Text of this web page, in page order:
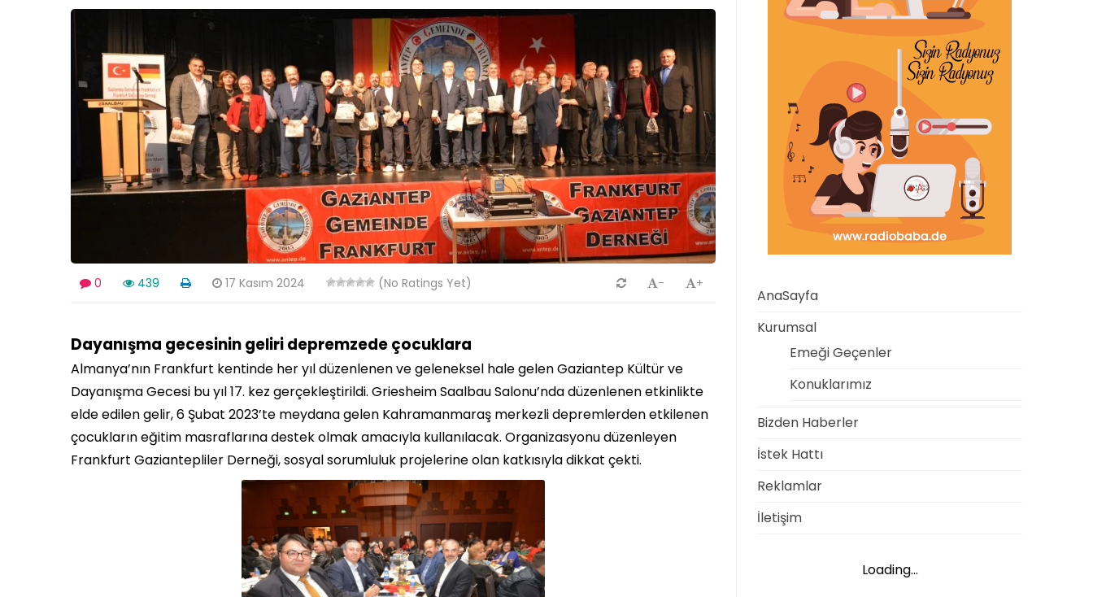
0 439 17 Kasım 2024 (No Ratings Yet) +
-
Dayanışma gecesinin geliri depremzede çocuklara
Almanya’nın Frankfurt kentinde her yıl düzenlenen ve geleneksel hale gelen Gaziantep Kültür ve
Dayanışma Gecesi bu yıl 17. kez gerçekleştirildi. Griesheim Saalbau Salonu’nda düzenlenen etkinlikte
elde edilen gelir, 6 Şubat 2023’te meydana gelen Kahramanmaraş merkezli depremlerden etkilenen
çocukların eğitim masraflarına destek olmak amacıyla kullanılacak. Organizasyonu düzenleyen
Frankfurt Gaziantepliler Derneği, sosyal sorumluluk projelerine olan katkısıyla dikkat çekti.
AnaSayfa
Kurumsal
Emeği Geçenler
Konuklarımız
Bizden Haberler
İstek Hattı
Reklamlar
İletişim
Loading...